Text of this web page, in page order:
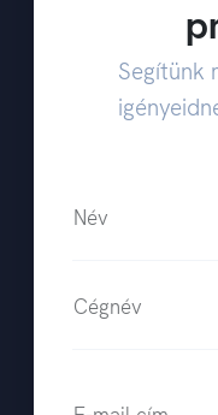
Segítünk
Név
Cégnév